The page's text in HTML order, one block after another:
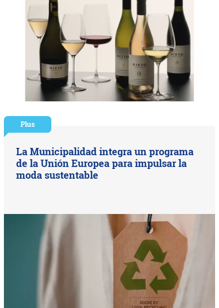
Plus
La Municipalidad integra un programa
de la Unión Europea para impulsar la
moda sustentable